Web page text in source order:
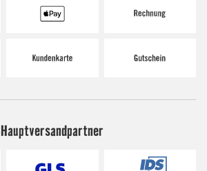
Hauptversandpartner